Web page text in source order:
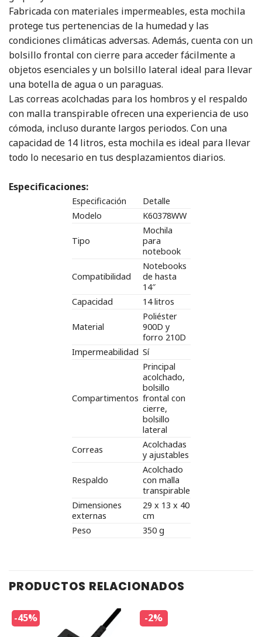
Fabricada con materiales impermeables, esta mochila
protege tus pertenencias de la humedad y las
condiciones climáticas adversas. Además, cuenta con un
bolsillo frontal con cierre para acceder fácilmente a
objetos esenciales y un bolsillo lateral ideal para llevar
una botella de agua o un paraguas.
Las correas acolchadas para los hombros y el respaldo
con malla transpirable ofrecen una experiencia de uso
cómoda, incluso durante largos periodos. Con una
capacidad de 14 litros, esta mochila es ideal para llevar
todo lo necesario en tus desplazamientos diarios.
Especificaciones:
Especificación
Detalle
Modelo
K60378WW
Tipo
Mochila
para
notebook
Compatibilidad
Notebooks
de hasta
14″
Capacidad
14 litros
Material
Poliéster
900D y
forro 210D
Impermeabilidad Sí
Compartimentos
Principal
acolchado,
bolsillo
frontal con
cierre,
bolsillo
lateral
Correas
Acolchadas
y ajustables
Respaldo
Acolchado
con malla
transpirable
Dimensiones
externas
29 x 13 x 40
cm
Peso
350 g
PRODUCTOS RELACIONADOS
-45% -2%